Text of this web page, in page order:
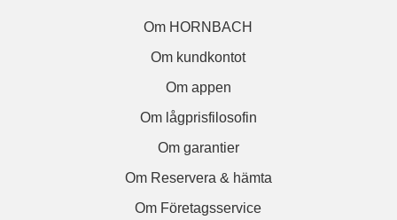
Om HORNBACH
Om kundkontot
Om appen
Om lågprisfilosofin
Om garantier
Om Reservera & hämta
Om Företagsservice